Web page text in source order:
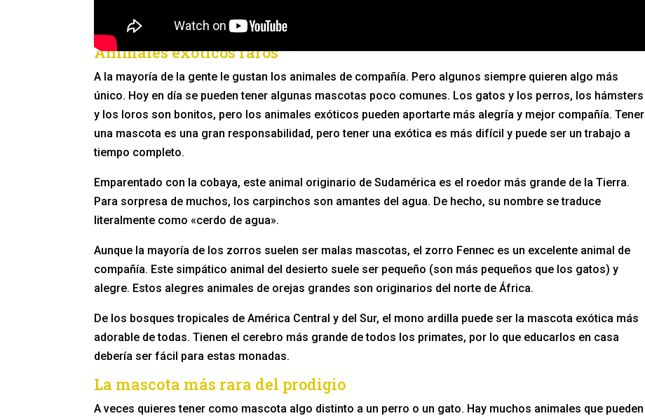
Animales exóticos raros
A la mayoría de la gente le gustan los animales de compañía. Pero algunos siempre quieren algo más
único. Hoy en día se pueden tener algunas mascotas poco comunes. Los gatos y los perros, los hámsters
y los loros son bonitos, pero los animales exóticos pueden aportarte más alegría y mejor compañía. Tener
una mascota es una gran responsabilidad, pero tener una exótica es más difícil y puede ser un trabajo a
tiempo completo.
Emparentado con la cobaya, este animal originario de Sudamérica es el roedor más grande de la Tierra.
Para sorpresa de muchos, los carpinchos son amantes del agua. De hecho, su nombre se traduce
literalmente como «cerdo de agua».
Aunque la mayoría de los zorros suelen ser malas mascotas, el zorro Fennec es un excelente animal de
compañía. Este simpático animal del desierto suele ser pequeño (son más pequeños que los gatos) y
alegre. Estos alegres animales de orejas grandes son originarios del norte de África.
De los bosques tropicales de América Central y del Sur, el mono ardilla puede ser la mascota exótica más
adorable de todas. Tienen el cerebro más grande de todos los primates, por lo que educarlos en casa
debería ser fácil para estas monadas.
La mascota más rara del prodigio
A veces quieres tener como mascota algo distinto a un perro o un gato. Hay muchos animales que pueden